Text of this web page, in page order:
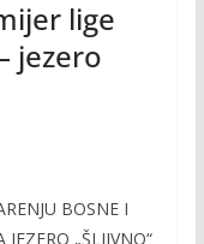
lige
jezero
BOSNE I
„ŠLJIVNO“